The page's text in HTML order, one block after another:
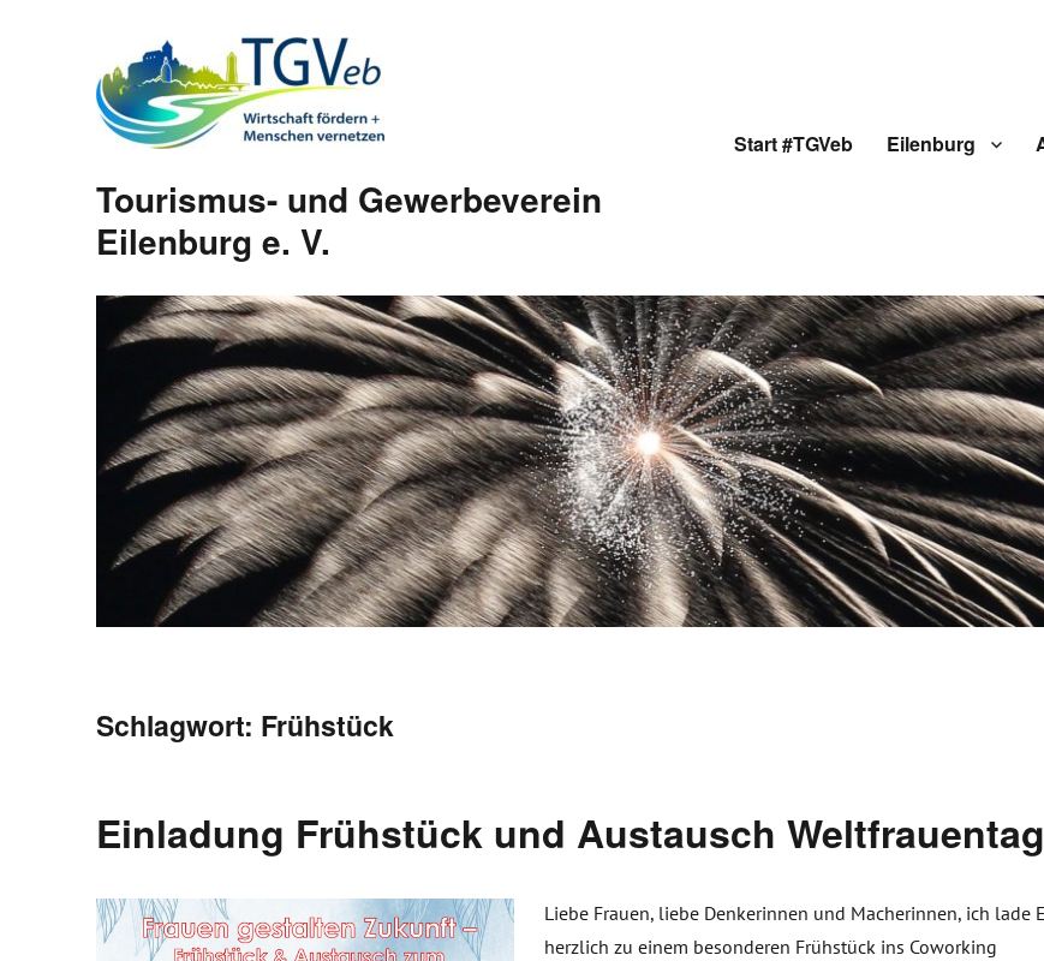
Tourismus- und Gewerbeverein
Eilenburg e. V.
Start #TGVeb Eilenburg
Schlagwort: Frühstück
Einladung Frühstück und Austausch Weltfrauentag
Liebe Frauen, liebe Denkerinnen und Macherinnen, ich lade
herzlich zu einem besonderen Frühstück ins Coworking